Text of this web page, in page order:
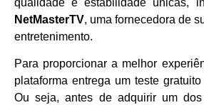
NetMasterTV, uma fornecedora de
entretenimento.
Para proporcionar a melhor
plataforma entrega um teste
Ou seja, antes de adquirir um